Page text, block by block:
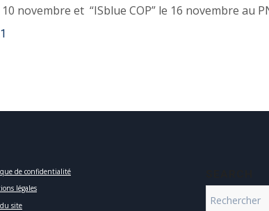
novembre et “ISblue COP” le 16 novembre au
de confidentialité
légales
site